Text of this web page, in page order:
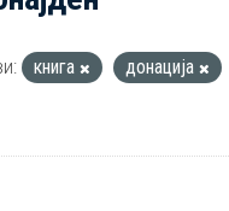
книга
донација